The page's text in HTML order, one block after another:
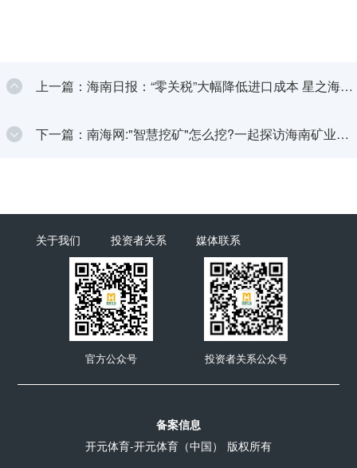
上一篇：海南日报：“零关税”大幅降低进口成本 星之海冲
刺新春“开门红”
下一篇：南海网:"智慧挖矿"怎么挖?一起探访海南矿业石
关于我们 投资者关系 媒体联系
官方公众号 投资者关系公众号
备案信息
开元体育-开元体育（中国）
版权所有